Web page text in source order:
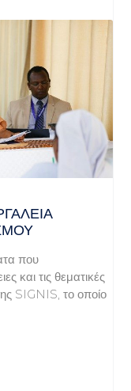
που
και τις θεματικές
SIGNIS, το οποίο